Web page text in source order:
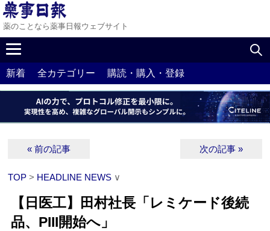
薬のことなら薬事日報ウェブサイト
新着 全カテゴリー 購読・購入・登録
« 前の記事 次の記事 »
TOP > HEADLINE NEWS ∨
【日医工】田村社長「レミケード後続
品、PIII開始へ」